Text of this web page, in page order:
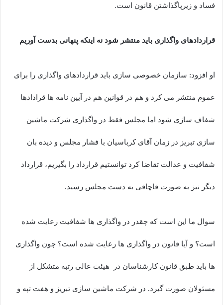
فساد و زیرپاگذاشتن قانون است.
قراردادهای واگذاری باید منتشر شود نه اینکه پنهانی بدست آوریم
او افزود: سازمان خصوصی سازی باید قراردادهای واگذاری را برای
عموم منتشر می کرد و هم در قوانین هم در آیین نامه ها قرادادها
شفاف سازی شود اما مجلس فقط در واگذاری شرکت ماشین
سازی تبریز در زمان آقای کرباسیان با فشار مجلس و دیده بان
شفافیت و عدالت تقاضا کرد توانستیم قرارداد را بگیریم، قرارداد
دیگر نیز به صورت قاچاقی به دست مجلس رسید.
سوال ما این است که چقدر در واگذاری ها شفافیت رعایت شده
است؟ و آیا قانون در واگذاری ها رعایت شده است؟ چون واگذاری
ها باید طبق قانون کارشناسان در هیئت عالی رتبه متشکل از
مسئولان صورت گیرد. در شرکت ماشین سازی تبریز و هفت تپه و